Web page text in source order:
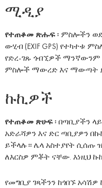
ሚዲያ
የተጠቆመ ጽሑፍ፡ ምስሎችን
ውሂብ (EXIF GPS) የተካተቱ
የድረ-ገጹ ጎብኚዎች ማንኛውንም
ምስሎች ማውረድ እና ማውጣት
ኩኪዎች
የተጠቆመ ጽሁፍ፡ በጣቢያችን
አድራሻዎን እና ድር ጣቢያዎን
ይችላሉ። ሌላ አስተያየት ሲሰጡ
ለእርስዎ ምቾት ናቸው. እነዚህ
የመግቢያ ገጻችንን ከጎበኙ